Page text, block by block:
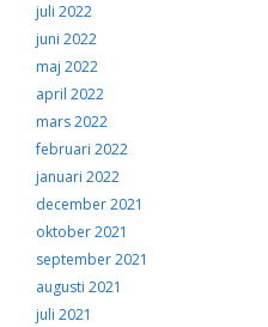
juli 2022
juni 2022
maj 2022
april 2022
mars 2022
februari 2022
januari 2022
december 2021
oktober 2021
september 2021
augusti 2021
juli 2021